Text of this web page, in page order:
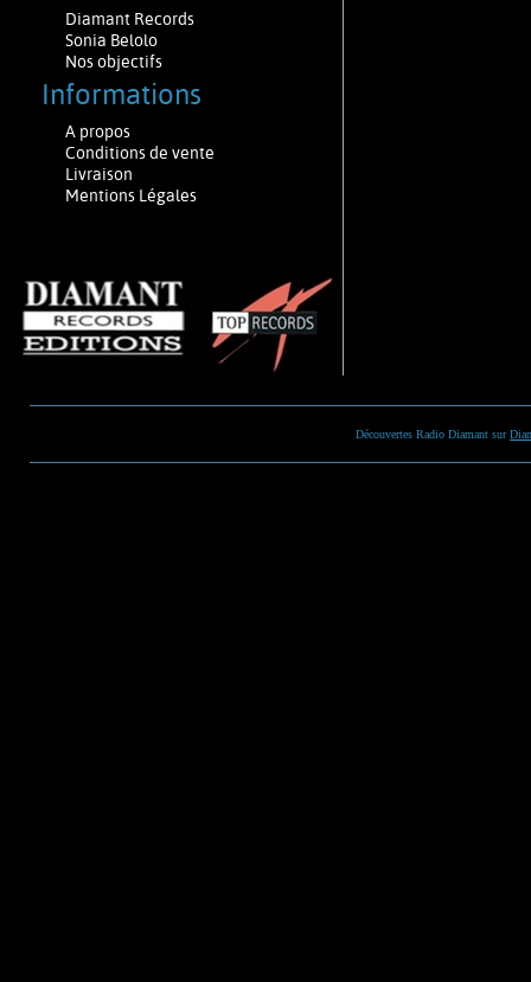
Diamant Records
Sonia Belolo
Nos objectifs
Informations
A propos
Conditions de vente
Livraison
Mentions Légales
Découvertes Radio Diamant sur